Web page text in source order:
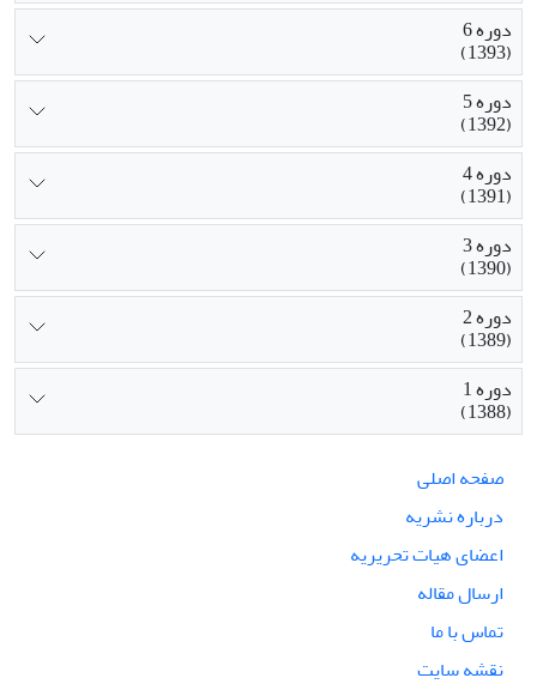
دوره 6
(1393)
دوره 5
(1392)
دوره 4
(1391)
دوره 3
(1390)
دوره 2
(1389)
دوره 1
(1388)
صفحه اصلی
درباره نشریه
اعضای هیات تحریریه
ارسال مقاله
تماس با ما
نقشه سایت